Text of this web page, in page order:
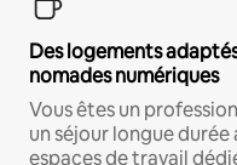
Des logements
nomades numériques
Vous êtes un
un séjour longue
espaces de travail